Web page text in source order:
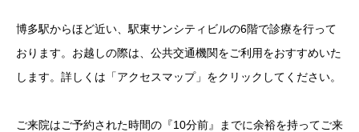
博多駅からほど近い、駅東サンシティビルの6階で診療を行って
おります。お越しの際は、公共交通機関をご利用をおすすめいた
します。詳しくは「アクセスマップ」をクリックしてください。
ご来院はご予約された時間の『10分前』までに余裕を持ってご来